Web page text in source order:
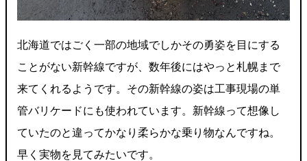
北海道ではごく一部の地域でしかその勇姿を目にする
ことがない新幹線ですが、数年後にはやっと札幌まで
来てくれるようです。その新幹線の姿は工事現場の単
管バリケードにも使われています。新幹線って想像し
ていたのと違ってかなり柔らかな乗り物なんですね。
早く実物を見てみたいです。